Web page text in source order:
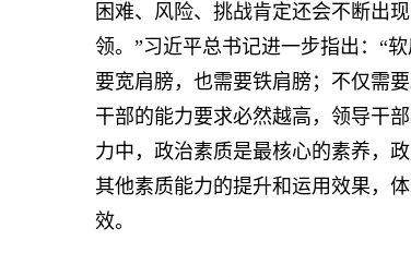
困难、风险、挑战肯定还会不断出
领。”习近平总书记进一步指出：“
要宽肩膀，也需要铁肩膀；不仅需
干部的能力要求必然越高，领导干
力中，政治素质是最核心的素养，
其他素质能力的提升和运用效果，
效。